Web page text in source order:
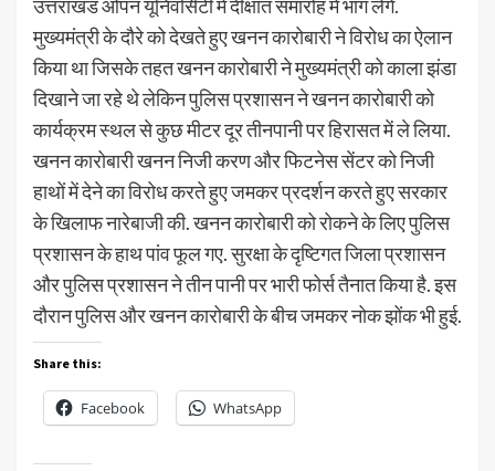
उत्तराखंड ओपन यूनिवर्सिटी में दीक्षांत समारोह में भाग लेंगे.
मुख्यमंत्री के दौरे को देखते हुए खनन कारोबारी ने विरोध का ऐलान
किया था जिसके तहत खनन कारोबारी ने मुख्यमंत्री को काला झंडा
दिखाने जा रहे थे लेकिन पुलिस प्रशासन ने खनन कारोबारी को
कार्यक्रम स्थल से कुछ मीटर दूर तीनपानी पर हिरासत में ले लिया.
खनन कारोबारी खनन निजी करण और फिटनेस सेंटर को निजी
हाथों में देने का विरोध करते हुए जमकर प्रदर्शन करते हुए सरकार
के खिलाफ नारेबाजी की. खनन कारोबारी को रोकने के लिए पुलिस
प्रशासन के हाथ पांव फूल गए. सुरक्षा के दृष्टिगत जिला प्रशासन
और पुलिस प्रशासन ने तीन पानी पर भारी फोर्स तैनात किया है. इस
दौरान पुलिस और खनन कारोबारी के बीच जमकर नोक झोंक भी हुई.
Share this:
Facebook WhatsApp